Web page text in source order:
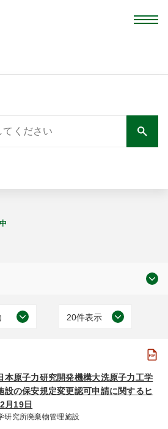
20件表示
100件表示
本原子力研究開発機構大洗原子力工学
設の保安規定変更認可申請に関するヒ
月19日
究所廃棄物管理施設